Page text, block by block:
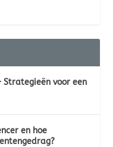
Strategieën voor een
en hoe